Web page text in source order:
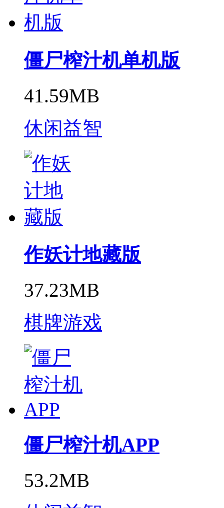
僵尸榨汁机单机版
41.59MB
休闲益智
作妖计地藏版
37.23MB
棋牌游戏
僵尸榨汁机APP
53.2MB